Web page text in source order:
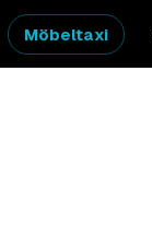
Möbeltaxi